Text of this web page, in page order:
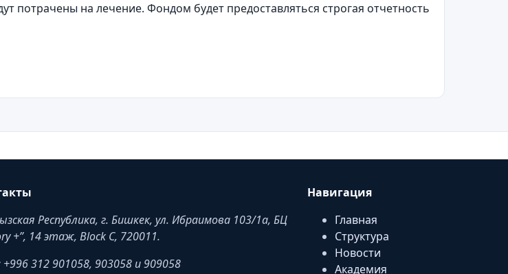
потрачены на лечение. Фондом будет предоставляться строгая отчетность
Республика, г. Бишкек, ул. Ибраимова 103/1a, БЦ
+”, 14 этаж, Block C, 720011.
312 901058, 903058 и 909058
Навигация
Главная
Структура
Новости
Академия